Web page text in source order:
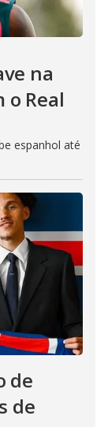
na
o Real
espanhol até
de
de